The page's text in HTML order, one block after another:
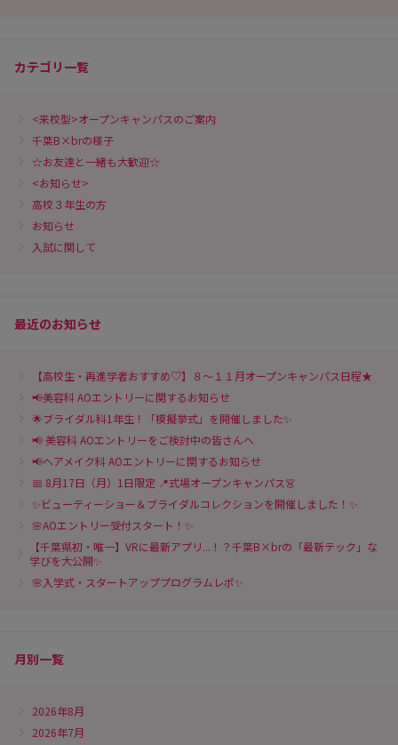
カテゴリ一覧
<来校型>オープンキャンパスのご案内
千葉B×brの様子
☆お友達と一緒も大歓迎☆
<お知らせ>
高校３年生の方
お知らせ
入試に関して
最近のお知らせ
【高校生・再進学者おすすめ♡】８～１１月オープンキャンパス日程★
📢美容科 AOエントリーに関するお知らせ
🌟ブライダル科1年生！「模擬挙式」を開催しました✨
📢 美容科 AOエントリーをご検討中の皆さんへ
📢ヘアメイク科 AOエントリーに関するお知らせ
📅 8月17日（月）1日限定 📍式場オープンキャンパス👗
✨ビューティーショー＆ブライダルコレクションを開催しました！✨
🌸AOエントリー受付スタート！✨
【千葉県初・唯一】VRに最新アプリ...！？千葉B×brの「最新テック」な
学びを大公開✨
🌸入学式・スタートアッププログラムレポ✨
月別一覧
2026年8月
2026年7月